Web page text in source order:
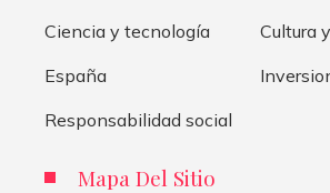
Ciencia y tecnología
Cultura
España
Responsabilidad social
Mapa Del Sitio